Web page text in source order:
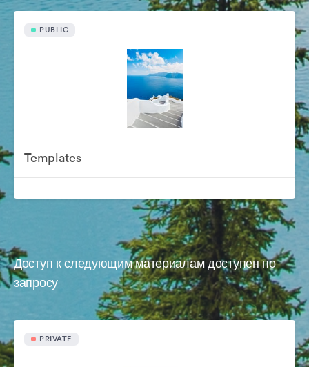
PUBLIC
Templates
Доступ к следующим материалам доступен по
запросу
PRIVATE